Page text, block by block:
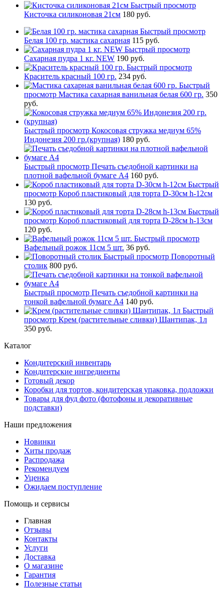
Быстрый просмотр
Кисточка силиконовая 21см 180 руб.
Быстрый просмотр
Белая 100 гр. мастика сахарная 115 руб.
Быстрый просмотр
Сахарная пудра 1 кг. NEW 190 руб.
Быстрый просмотр
Краситель красный 100 гр. 234 руб.
Быстрый
просмотр Мастика сахарная ванильная белая 600 гр. 350
руб.
Быстрый просмотр Кокосовая стружка медиум 65%
Индонезия 200 гр.(крупная) 180 руб.
Быстрый просмотр Печать съедобной картинки на
плотной вафельной бумаге А4 160 руб.
Быстрый
просмотр Короб пластиковый для торта D-30см h-12см
130 руб.
Быстрый
просмотр Короб пластиковый для торта D-28см h-13см
120 руб.
Быстрый просмотр
Вафельный рожок 11см 5 шт. 36 руб.
Быстрый просмотр Поворотный
столик 800 руб.
Быстрый просмотр Печать съедобной картинки на
тонкой вафельной бумаге А4 140 руб.
Быстрый
просмотр Крем (растительные сливки) Шантипак, 1л
350 руб.
Каталог
Кондитерский инвентарь
Кондитерские ингредиенты
Готовый декор
Коробки для тортов, кондитерская упаковка, подложки
Товары для фуд фото (фотофоны и декоративные
подставки)
Наши предложения
Новинки
Хиты продаж
Распродажа
Рекомендуем
Уценка
Ожидаем поступление
Помощь и сервисы
Главная
Отзывы
Контакты
Услуги
Доставка
О магазине
Гарантия
Полезные статьи